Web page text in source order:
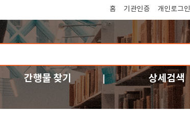
홈 기관인증 개인로그인
간행물 찾기 상세검색